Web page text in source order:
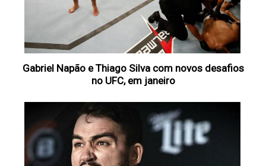
Gabriel Napão e Thiago Silva com novos desafios
no UFC, em janeiro